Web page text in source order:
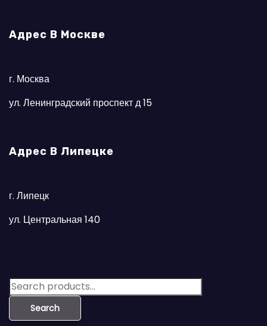
Адрес В Москве
г. Москва
ул. Ленинградский проспект д 15
Адрес В Липецке
г. Липецк
ул. Центральная 140
S
e
Search